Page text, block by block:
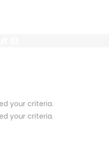
your criteria.
your criteria.